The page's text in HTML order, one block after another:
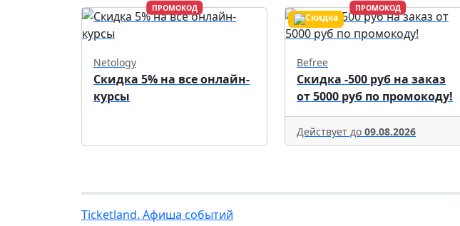
ПРОМОКОД
Netology
Скидка 5% на все онлайн-
курсы
ПРОМОКОД
Befree
Скидка -500 руб на заказ
от 5000 руб по промокоду!
Действует до 09.08.2026
Ticketland. Афиша событий